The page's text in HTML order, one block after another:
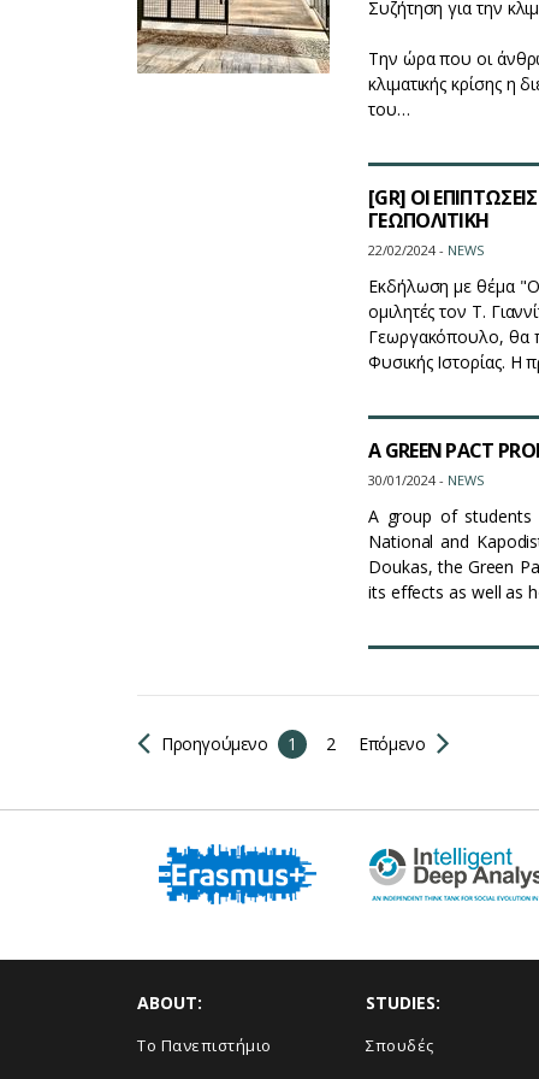
Συζήτηση για την
Την ώρα που οι
κλιματικής κρίσης η
του…
[GR] ΟΙ
ΓΕΩΠΟΛΙΤΙΚΗ
22/02/2024 - NEWS
Εκδήλωση με θέμα "Οι
ομιλητές τον Τ.
Γεωργακόπουλο, θα
Φυσικής Ιστορίας. Η
A GREEN PACT
30/01/2024 - NEWS
A group of students
National and
Doukas, the Green
its effects as well as
Προηγούμενο 1 2 Επόμενο
ABOUT:
Το Πανεπιστήμιο
STUDIES:
Σπουδές